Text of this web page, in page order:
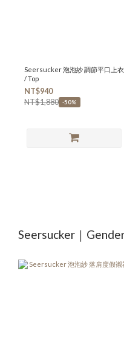
Seersucker 泡泡紗 調節平口上衣
/ Top
NT$940
NT$1,880 -50%
Seersucker｜